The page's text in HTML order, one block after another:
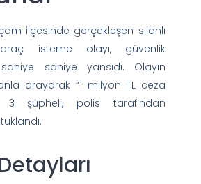
ilçesinde gerçekleşen silahlı
isteme olayı, güvenlik
saniye yansıdı. Olayın
arayarak “1 milyon TL ceza
3 şüpheli, polis tarafından